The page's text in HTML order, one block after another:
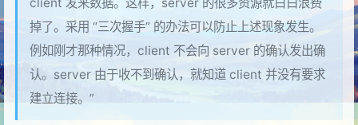
掉了。采用 “三次握手” 的办法可以防止上述现象发生。
例如刚才那种情况，client 不会向 server 的确认发出确
认。server 由于收不到确认，就知道 client 并没有要求
建立连接。”